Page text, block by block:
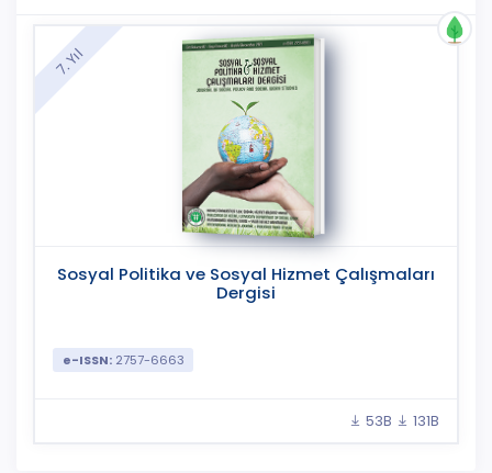
Sosyal Politika ve Sosyal Hizmet Çalışmaları
Dergisi
e-ISSN:2757-6663
53B 131B
7. Yıl